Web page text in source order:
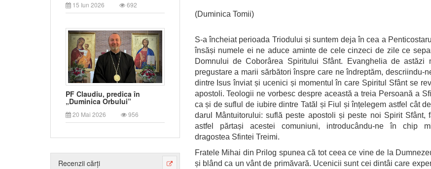
15 Iun 2026 692
PF Claudiu, predica în
„Duminica Orbului”
20 Mai 2026 956
Recenzii cărți
(Duminica Tomii)
S-a încheiat perioada Triodului și suntem deja în cea a
însăși numele ei ne aduce aminte de cele cinzeci de zile ce
Domnului de Coborârea Spiritului Sfânt. Evanghelia de astăzi
pregustare a marii sărbători înspre care ne îndreptăm, descriindu-
dintre Isus înviat și ucenici și momentul în care Spiritul Sfânt se
apostoli. Teologii ne vorbesc despre această a treia Persoană a
ca și de suflul de iubire dintre Tatăl și Fiul și înțelegem astfel cât
darul Mântuitorului: suflă peste apostoli și peste noi Spirit Sfânt,
astfel părtași acestei comuniuni, introducându-ne în chip
dragostea Sfintei Treimi.
Fratele Mihai din Prilog spunea că tot ceea ce vine de la
și blând ca un vânt de primăvară. Ucenicii sunt cei dintâi care